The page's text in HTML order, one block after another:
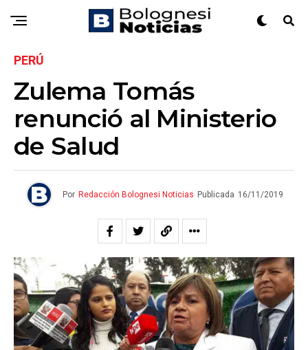
PERÚ
Zulema Tomás
renunció al Ministerio
de Salud
Por Redacción Bolognesi Noticias Publicada 16/11/2019